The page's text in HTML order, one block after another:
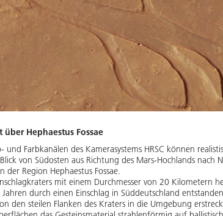
Hephaestus Fossae
Farbkanälen des Kamerasystems HRSC können
von Südosten aus Richtung des Mars-Hochlands nach
Region Hephaestus Fossae.
mit einem Durchmesser von 20 Kilometern
durch einen Einschlag in Süddeutschland
den steilen Flanken des Kraters in die Umgebung